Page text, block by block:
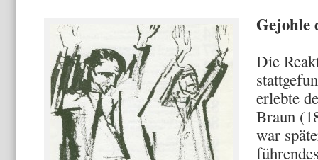
Gejohle
Die
erlebte
Braun
war